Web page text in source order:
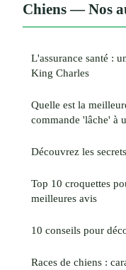
Chiens — Nos
L'assurance santé :
King Charles
Quelle est la
commande 'lâche' à
Découvrez les
Top 10 croquettes
meilleures avis
10 conseils pour
Races de chiens :